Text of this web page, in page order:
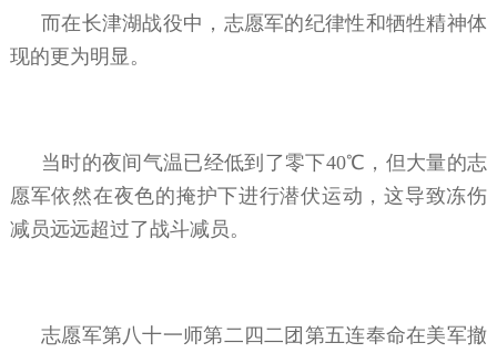
而在长津湖战役中，志愿军的纪律性和牺牲精神体
现的更为明显。
当时的夜间气温已经低到了零下40℃，但大量的志
愿军依然在夜色的掩护下进行潜伏运动，这导致冻伤
减员远远超过了战斗减员。
志愿军第八十一师第二四二团第五连奉命在美军撤